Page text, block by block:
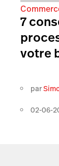
7
votre
par
02-06-